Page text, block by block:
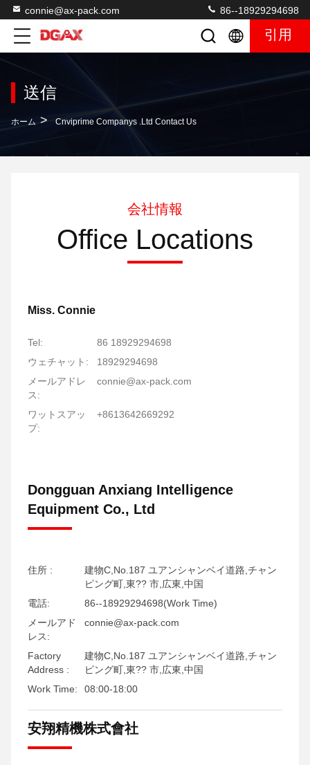
connie@ax-pack.com 86--18929294698
引用
送信
ホーム > Cnviprime Companys .Ltd Contact Us
会社情報
Office Locations
Miss. Connie
Tel:
86 18929294698
ウェチャット:
18929294698
メールアドレ
ス:
connie@ax-pack.com
ワットスアッ
プ:
+8613642669292
Dongguan Anxiang Intelligence
Equipment Co., Ltd
住所 :
建物C,No.187 ユアンシャンベイ道路,チャン
ピング町,東?? 市,広東,中国
電話:
86--18929294698(Work Time)
メールアド
レス:
connie@ax-pack.com
Factory
Address :
建物C,No.187 ユアンシャンベイ道路,チャン
ピング町,東?? 市,広東,中国
Work Time:
08:00-18:00
安翔精機株式會社